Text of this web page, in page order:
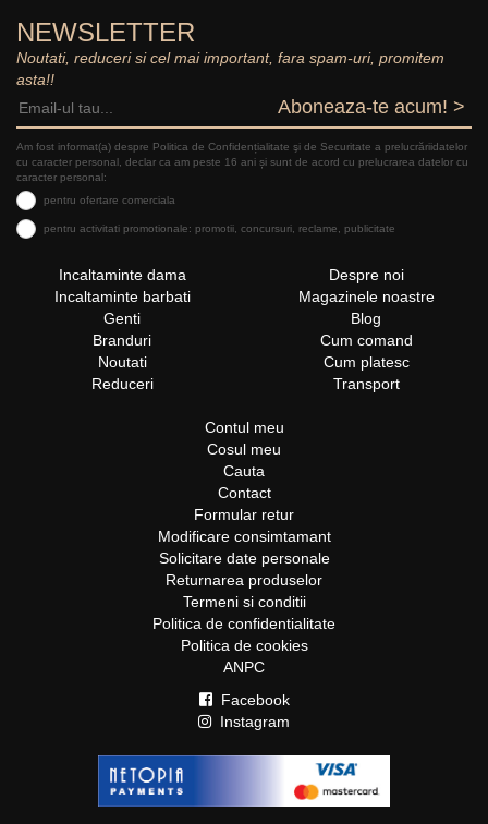
NEWSLETTER
Noutati, reduceri si cel mai important, fara spam-uri, promitem
asta!!
Aboneaza-te acum! >
Am fost informat(a) despre Politica de Confidențialitate şi de Securitate a prelucrăriidatelor
cu caracter personal, declar ca am peste 16 ani și sunt de acord cu prelucrarea datelor cu
caracter personal:
pentru ofertare comerciala
pentru activitati promotionale: promotii, concursuri, reclame, publicitate
Incaltaminte dama
Incaltaminte barbati
Genti
Branduri
Noutati
Reduceri
Despre noi
Magazinele noastre
Blog
Cum comand
Cum platesc
Transport
Contul meu
Cosul meu
Cauta
Contact
Formular retur
Modificare consimtamant
Solicitare date personale
Returnarea produselor
Termeni si conditii
Politica de confidentialitate
Politica de cookies
ANPC
Facebook
Instagram